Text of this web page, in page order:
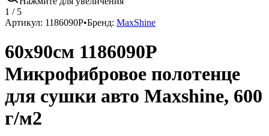
1 / 5
Артикул: 1186090P•Бренд: MaxShine
60x90см 1186090P
Микрофибровое полотенце
для сушки авто Maxshine, 600
г/м2